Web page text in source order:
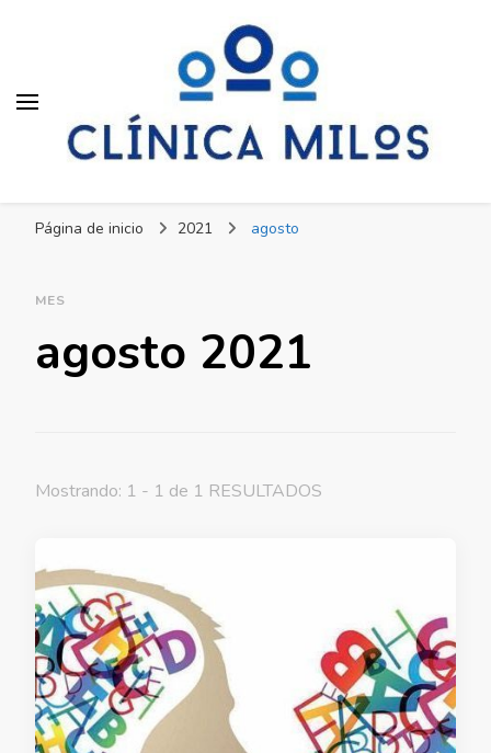
Página de inicio 2021 agosto
MES
agosto 2021
Mostrando: 1 - 1 de 1 RESULTADOS